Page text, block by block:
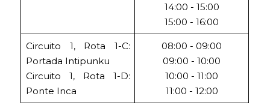
14:00 - 15:00
15:00 - 16:00
Circuito 1, Rota 1-C:
Portada Intipunku
Circuito 1, Rota 1-D:
Ponte Inca
08:00 - 09:00
09:00 - 10:00
10:00 - 11:00
11:00 - 12:00